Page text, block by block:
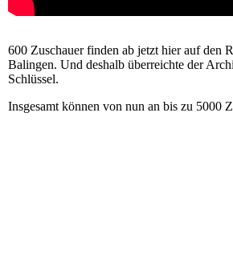
600 Zuschauer finden ab jetzt hier auf den
Balingen. Und deshalb überreichte der
Schlüssel.
Insgesamt können von nun an bis zu 5000